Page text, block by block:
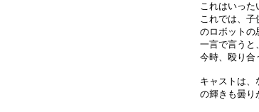
これはいった
これでは、子
のロボットの
一言で言うと
今時、殴り合
キャストは、
の輝きも曇り